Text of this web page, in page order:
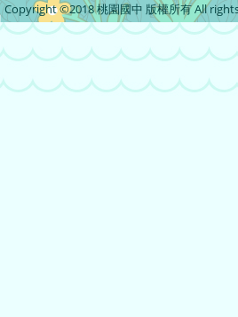
Copyright ©2018 桃園國中 版權所有 All